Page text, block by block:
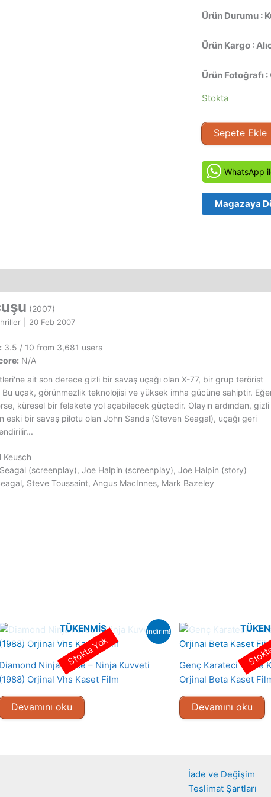
Ürün Durumu :
Ürün Kargo :
Ürün Fotoğrafı
Stokta
Şiddet
Uçuşu
Flight
of
Fury
(2007)
Satış
Sepete Ekle
WhatsApp
Magazaya
(2007)
20 Feb 2007
3.5 / 10 from 3,681 users
N/A
ait son derece gizli bir savaş uçağı olan X-77, bir grup terörist
Bu uçak, görünmezlik teknolojisi ve yüksek imha gücüne sahiptir.
küresel bir felakete yol açabilecek güçtedir. Olayın ardından, gizli
eski bir savaş pilotu olan John Sands (Steven Seagal), uçağı geri
Keusch
(screenplay), Joe Halpin (screenplay), Joe Halpin (story)
Steve Toussaint, Angus MacInnes, Mark Bazeley
indirim!
TÜKENMIŞ
Diamond Ninja Force – Ninja Kuvveti
(1988) Orjinal Vhs Kaset Film
Devamını oku
Stokta Yok
Genç Karateci – The
Orjinal Beta Kaset
Devamını oku
İade ve Değişim
Teslimat Şartları